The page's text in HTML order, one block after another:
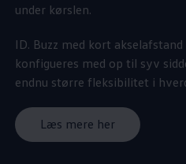
under kørslen.
ID. Buzz med kort
konfigueres med op til syv
endnu større fleksibilitet i
Læs mere her